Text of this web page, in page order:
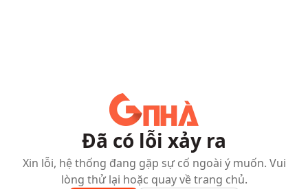
Đã có lỗi xảy ra
Xin lỗi, hệ thống đang gặp sự cố ngoài ý muốn. Vui
lòng thử lại hoặc quay về trang chủ.